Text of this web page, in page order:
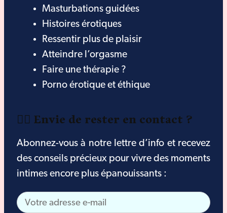
Masturbations guidées
Histoires érotiques
Ressentir plus de plaisir
Atteindre l’orgasme
Faire une thérapie ?
Porno érotique et éthique
❤️‍🔥 Envie de rester en contact ?
Abonnez-vous à notre lettre d’info et recevez
des conseils précieux pour vivre des moments
intimes encore plus épanouissants :